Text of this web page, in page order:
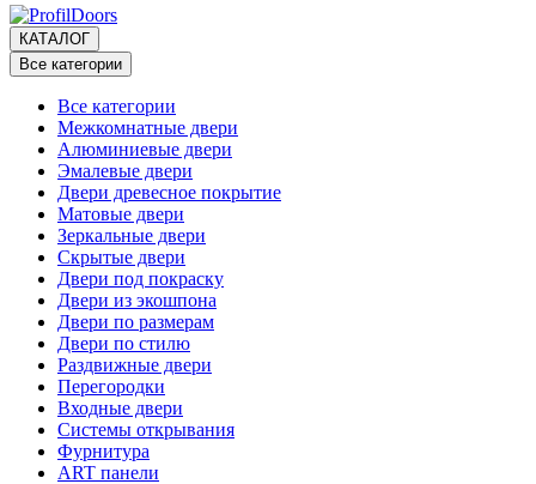
КАТАЛОГ
Все категории
Все категории
Межкомнатные двери
Алюминиевые двери
Эмалевые двери
Двери древесное покрытие
Матовые двери
Зеркальные двери
Скрытые двери
Двери под покраску
Двери из экошпона
Двери по размерам
Двери по стилю
Раздвижные двери
Перегородки
Входные двери
Системы открывания
Фурнитура
ART панели